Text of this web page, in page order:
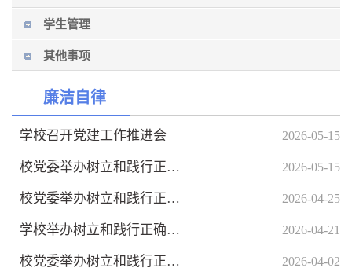
学生管理
其他事项
廉洁自律
学校召开党建工作推进会 2026-05-15
校党委举办树立和践行正确政绩观学习教育读书班暨校党委理论学习... 2026-05-15
校党委举办树立和践行正确政绩观学习教育读书班暨校党委理论学习... 2026-04-25
学校举办树立和践行正确政绩观学习教育读书班专题报告会 2026-04-21
校党委举办树立和践行正确政绩观学习教育读书班暨校党委理论学习... 2026-04-02